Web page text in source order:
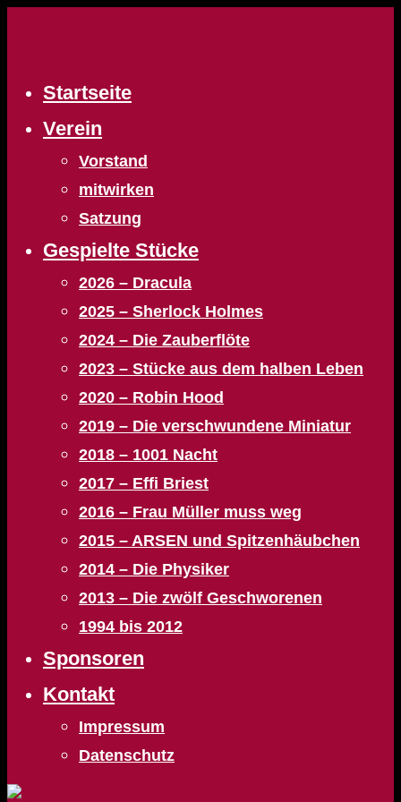
Startseite
Verein
Vorstand
mitwirken
Satzung
Gespielte Stücke
2026 – Dracula
2025 – Sherlock Holmes
2024 – Die Zauberflöte
2023 – Stücke aus dem halben Leben
2020 – Robin Hood
2019 – Die verschwundene Miniatur
2018 – 1001 Nacht
2017 – Effi Briest
2016 – Frau Müller muss weg
2015 – ARSEN und Spitzenhäubchen
2014 – Die Physiker
2013 – Die zwölf Geschworenen
1994 bis 2012
Sponsoren
Kontakt
Impressum
Datenschutz